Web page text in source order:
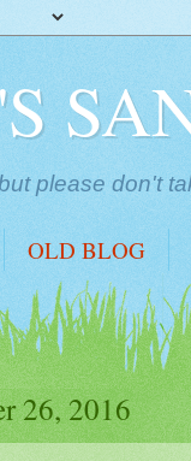
please don't
OLD BLOG
26, 2016